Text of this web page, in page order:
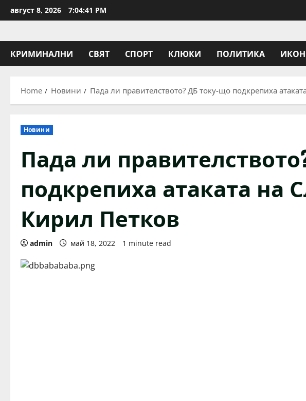
to
август 8, 2026 7:04:42 PM
КРИМИНАЛНИ СВЯТ СПОРТ КЛЮКИ ПОЛИТИКА
Home Новини Пада ли правителството? ДБ току-що подкрепиха
Новини
Пада ли
подкрепиха атаката на
Кирил Петков
admin май 18, 2022 1 minute read